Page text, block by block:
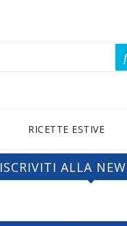
RICETTE ESTIVE
ISCRIVITI ALLA